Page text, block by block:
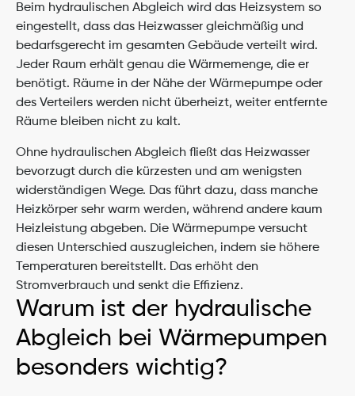
Beim hydraulischen Abgleich wird das Heizsystem so
eingestellt, dass das Heizwasser gleichmäßig und
bedarfsgerecht im gesamten Gebäude verteilt wird.
Jeder Raum erhält genau die Wärmemenge, die er
benötigt. Räume in der Nähe der Wärmepumpe oder
des Verteilers werden nicht überheizt, weiter entfernte
Räume bleiben nicht zu kalt.
Ohne hydraulischen Abgleich fließt das Heizwasser
bevorzugt durch die kürzesten und am wenigsten
widerständigen Wege. Das führt dazu, dass manche
Heizkörper sehr warm werden, während andere kaum
Heizleistung abgeben. Die Wärmepumpe versucht
diesen Unterschied auszugleichen, indem sie höhere
Temperaturen bereitstellt. Das erhöht den
Stromverbrauch und senkt die Effizienz.
Warum ist der hydraulische
Abgleich bei Wärmepumpen
besonders wichtig?